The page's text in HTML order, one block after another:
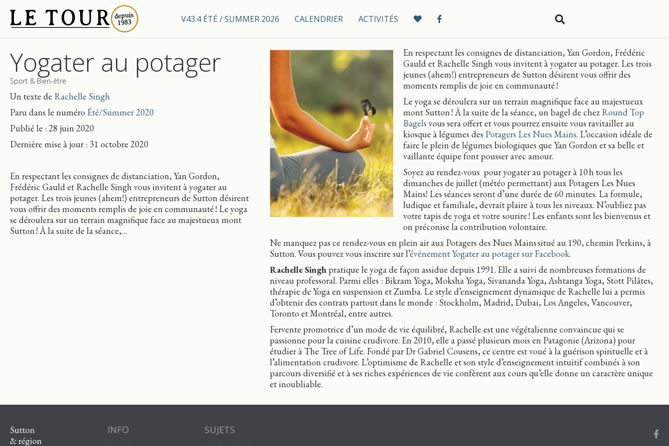
V43.4 ÉTÉ / SUMMER 2026 CALENDRIER ACTIVITÉS
Yogater au potager
Sport & Bien-être
Un texte de Rachelle Singh
Paru dans le numéro Été/Summer 2020
Publié le : 28 juin 2020
Dernière mise à jour : 31 octobre 2020
En respectant les consignes de distanciation, Yan Gordon,
Frédéric Gauld et Rachelle Singh vous invitent à yogater au
potager. Les trois jeunes (ahem!) entrepreneurs de Sutton désirent
vous offrir des moments remplis de joie en communauté ! Le yoga
se déroulera sur un terrain magnifique face au majestueux mont
Sutton ! À la suite de la séance,…
En respectant les consignes de distanciation, Yan Gordon, Frédéric
Gauld et Rachelle Singh vous invitent à yogater au potager. Les trois
jeunes (ahem!) entrepreneurs de Sutton désirent vous offrir des
moments remplis de joie en communauté !
Le yoga se déroulera sur un terrain magnifique face au majestueux
mont Sutton ! À la suite de la séance, un bagel de chez Round Top
Bagels vous sera offert et vous pourrez ensuite vous ravitailler au
kiosque à légumes des Potagers Les Nues Mains. L’occasion idéale de
faire le plein de légumes biologiques que Yan Gordon et sa belle et
vaillante équipe font pousser avec amour.
Soyez au rendez-vous pour yogater au potager à 10 h tous les
dimanches de juillet (météo permettant) aux Potagers Les Nues
Mains! Les séances seront d’une durée de 60 minutes. La formule,
ludique et familiale, devrait plaire à tous les niveaux. N’oubliez pas
votre tapis de yoga et votre sourire ! Les enfants sont les bienvenus et
on préconise la contribution volontaire.
Ne manquez pas ce rendez-vous en plein air aux Potagers des Nues Mains situé au 190, chemin Perkins, à
Sutton. Vous pouvez vous inscrire sur l’événement Yogater au potager sur Facebook.
Rachelle Singhpratique le yoga de façon assidue depuis 1991. Elle a suivi de nombreuses formations de
niveau professoral. Parmi elles : Bikram Yoga, Moksha Yoga, Sivananda Yoga, Ashtanga Yoga, Stott Pilâtes,
thérapie de Yoga en suspension et Zumba. Le style d’enseignement dynamique de Rachelle lui a permis
d’obtenir des contrats partout dans le monde : Stockholm, Madrid, Dubai, Los Angeles, Vancouver,
Toronto et Montréal, entre autres.
Fervente promotrice d’un mode de vie équilibré, Rachelle est une végétalienne convaincue qui se
passionne pour la cuisine crudivore. En 2010, elle a passé plusieurs mois en Patagonie (Arizona) pour
étudier à The Tree of Life. Fondé par Dr Gabriel Cousens, ce centre est voué à la guérison spirituelle et à
l’alimentation crudivore. L’optimisme de Rachelle et son style d’enseignement intuitif combinés à son
parcours diversifié et à ses riches expériences de vie confèrent aux cours qu’elle donne un caractère unique
et inoubliable.
Sutton
& région
INFO SUJETS